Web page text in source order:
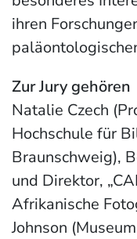
ihren
Zur Jury gehören
Natalie Czech
Hochschule für
Braunschweig),
und Direktor,
Afrikanische
Johnson